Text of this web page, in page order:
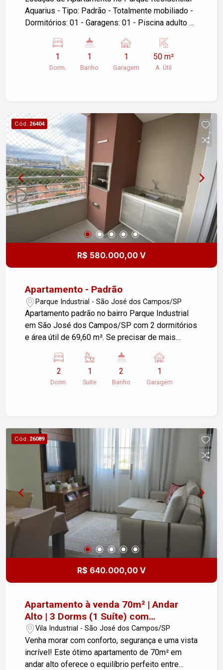
Aquarius - Tipo: Padrão - Totalmente mobiliado -
Dormitórios: 01 - Garagens: 01 - Piscina adulto e
Localização: São José dos Campos/SP Para
mais informações ou agendar uma visita, entre
em contato!
1
Dorm.
1
Banho
1
Garagem
50 m²
A. Útil
Cód. 26404
R$ 580.000,00 V
Apartamento - Padrão
Parque Industrial - São José dos Campos/SP
Apartamento padrão no bairro Parque Industrial
em São José dos Campos/SP com 2 dormitórios
e área útil de 69,60 m². Se precisar de mais
disposição!
2
Dorm.
1
Suite
2
Banho
1
Garagem
Cód. 26089
R$ 640.000,00 V
Apartamento à venda 70m² | Andar
Alto | 3 Dorms (1 Suíte) com
Planejados e Lazer Completo
Vila Industrial - São José dos Campos/SP
Venha morar com conforto, segurança e uma vista
incrível! Este ótimo apartamento de 70m² em
andar alto oferece o equilíbrio perfeito entre